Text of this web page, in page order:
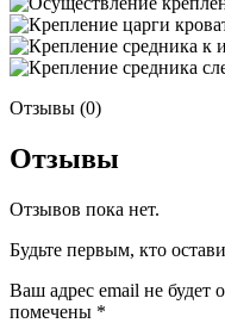
Отзывы (0)
Отзывы
Отзывов пока нет.
Будьте первым, кто
Ваш адрес email не будет
помечены *